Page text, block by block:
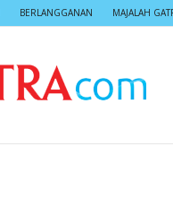
BERLANGGANAN MAJALAH